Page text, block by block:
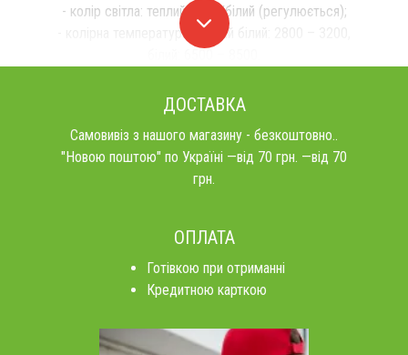
- колір світла: теплий білий/білий (регулюється);
- колірна температура: теплий білий: 2800 – 3200,
ДОСТАВКА
Самовивіз з нашого магазину - безкоштовно..
"Новою поштою" по Україні —від 70 грн. —від 70
грн.
ОПЛАТА
Готівкою при отриманні
Кредитною карткою